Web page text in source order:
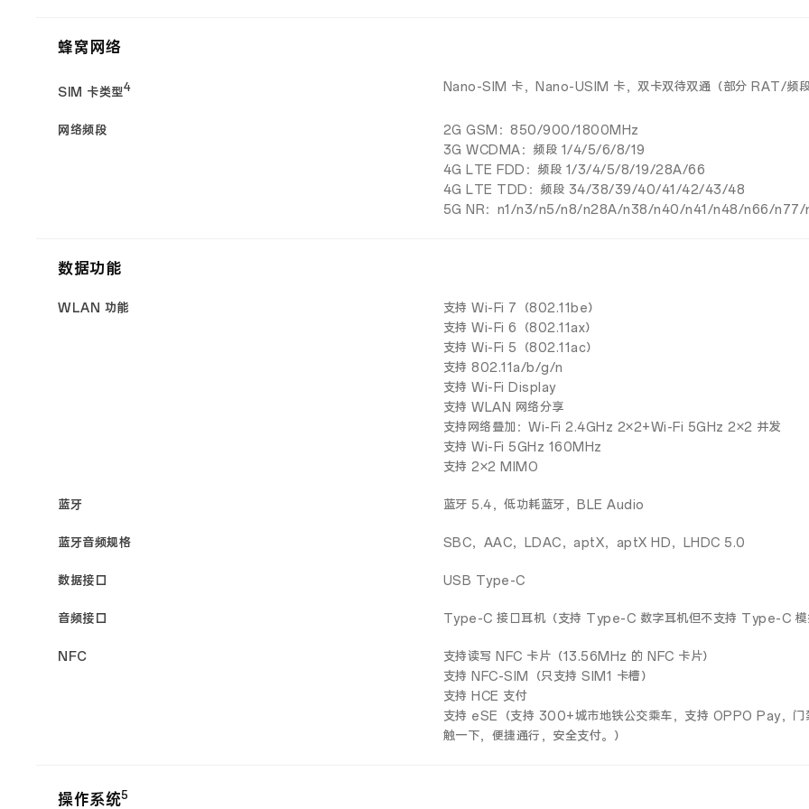
蜂窝网络
SIM 卡类型4 Nano-SIM 卡，Nano-USIM 卡，双卡双待双通（部分 RAT/频段
网络频段
2G GSM：850/900/1800MHz
3G WCDMA：频段 1/4/5/6/8/19
4G LTE FDD：频段 1/3/4/5/8/19/28A/66
4G LTE TDD：频段 34/38/39/40/41/42/43/48
5G NR：n1/n3/n5/n8/n28A/n38/n40/n41/n48/n66/n77/
数据功能
WLAN 功能
支持 Wi-Fi 7（802.11be）
支持 Wi-Fi 6（802.11ax）
支持 Wi-Fi 5（802.11ac）
支持 802.11a/b/g/n
支持 Wi-Fi Display
支持 WLAN 网络分享
支持网络叠加：Wi-Fi 2.4GHz 2×2+Wi-Fi 5GHz 2×2 并发
支持 Wi-Fi 5GHz 160MHz
支持 2×2 MIMO
蓝牙 蓝牙 5.4，低功耗蓝牙，BLE Audio
蓝牙音频规格 SBC，AAC，LDAC，aptX，aptX HD，LHDC 5.0
数据接口 USB Type-C
音频接口 Type-C 接口耳机（支持 Type-C 数字耳机但不支持 Type-C 模
NFC
支持读写 NFC 卡片（13.56MHz 的 NFC 卡片）
支持 NFC-SIM（只支持 SIM1 卡槽）
支持 HCE 支付
支持 eSE（支持 300+城市地铁公交乘车，支持 OPPO Pay，门
触一下，便捷通行，安全支付。）
操作系统5